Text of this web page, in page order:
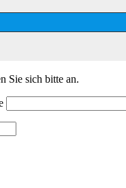
Sie sich bitte an.